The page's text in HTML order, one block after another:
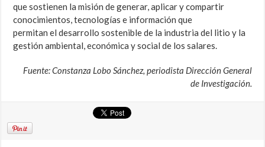
que sostienen la misión de generar, aplicar y compartir
conocimientos, tecnologías e información que
permitan el desarrollo sostenible de la industria del litio y la
gestión ambiental, económica y social de los salares.
Fuente: Constanza Lobo Sánchez, periodista Dirección General
de Investigación.